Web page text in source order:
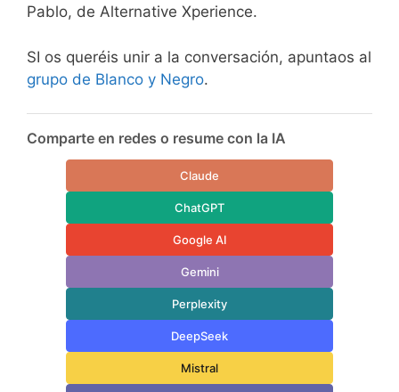
Pablo, de Alternative Xperience.
SI os queréis unir a la conversación, apuntaos al
grupo de Blanco y Negro.
Comparte en redes o resume con la IA
Claude
ChatGPT
Google AI
Gemini
Perplexity
DeepSeek
Mistral